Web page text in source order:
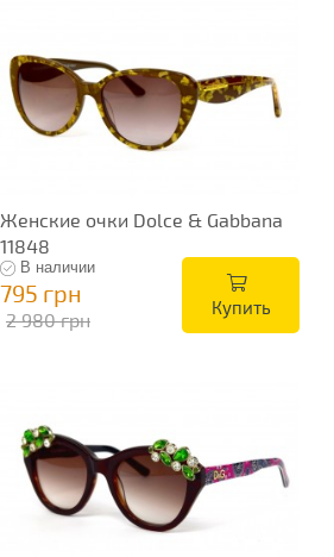
Женские очки Dolce & Gabbana
11848
В наличии
795 грн
2 980 грн
Купить